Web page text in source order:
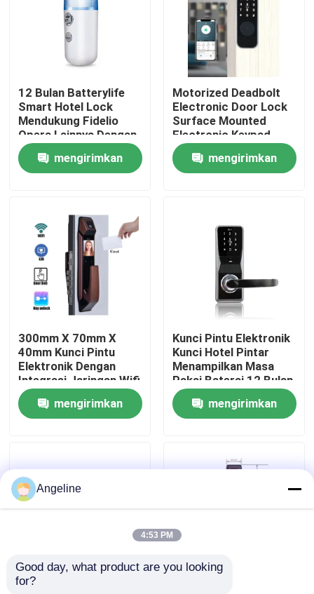
Produk
Video
Tentang kami
Tur Pabrik
Kontrol kualitas
Kasus
Permintaan Penawaran
Download
12 Bulan Batterylife
Smart Hotel Lock
Mendukung Fidelio
Opera Lainnya Dengan
Berat 15 Kg Cocok
untuk Solusi
Keamanan Hotel
mengirimkan
Motorized Deadbolt
Electronic Door Lock
Surface Mounted
Electronic Keypad
Entry System
Dirancang untuk
Perumahan Komersial
mengirimkan
300mm X 70mm X
40mm Kunci Pintu
Elektronik Dengan
Integrasi Jaringan Wifi
Cocok untuk Solusi
Keamanan Komersial
mengirimkan
Kunci Pintu Elektronik
Kunci Hotel Pintar
Menampilkan Masa
Pakai Baterai 12 Bulan
dan Tanggam
70X95Mm 62X95Mm
Cocok untuk Kontrol
mengirimkan
PMS Fidelio Surface
Angeline
4:53 PM
Good day, what product are you looking
for?